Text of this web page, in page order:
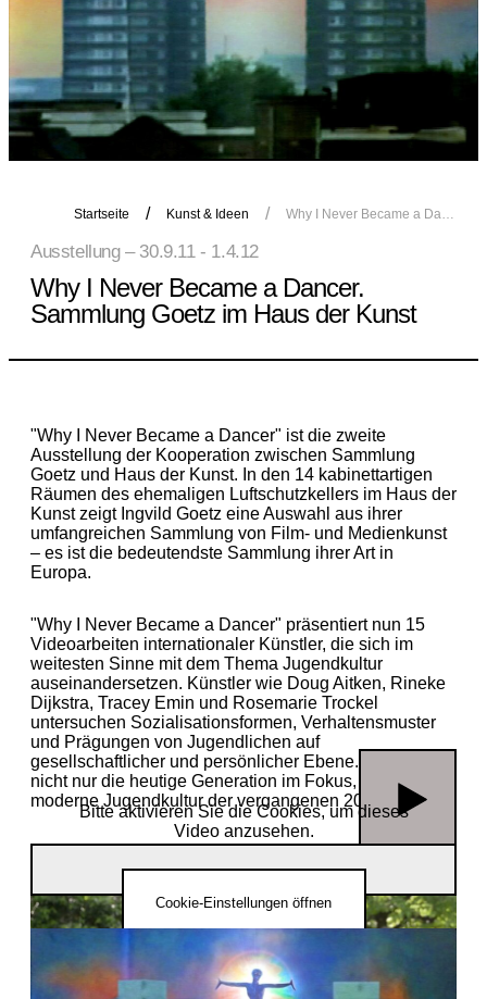
Startseite Kunst & Ideen
Ausstellung – 30.9.11 - 1.4.12
Why I Never Became a Dancer.
Sammlung Goetz im Haus der Kunst
"Why I Never Became a Dancer" ist die zweite
Ausstellung der Kooperation zwischen Sammlung
Goetz und Haus der Kunst. In den 14 kabinettartigen
Räumen des ehemaligen Luftschutzkellers im Haus der
Kunst zeigt Ingvild Goetz eine Auswahl aus ihrer
umfangreichen Sammlung von Film- und Medienkunst
– es ist die bedeutendste Sammlung ihrer Art in
Europa.
"Why I Never Became a Dancer" präsentiert nun 15
Videoarbeiten internationaler Künstler, die sich im
weitesten Sinne mit dem Thema Jugendkultur
auseinandersetzen. Künstler wie Doug Aitken, Rineke
Dijkstra, Tracey Emin und Rosemarie Trockel
untersuchen Sozialisationsformen, Verhaltensmuster
und Prägungen von Jugendlichen auf
gesellschaftlicher und persönlicher Ebene. Dabei steht
nicht nur die heutige Generation im Fokus, sondern die
moderne Jugendkultur der vergangenen 20 Jahre.
Bitte aktivieren Sie die Cookies, um dieses
Video anzusehen.
Cookie-Einstellungen öffnen
Open End — Sammlung Goetz im Haus der Kunst(1SNec0yU1_E)